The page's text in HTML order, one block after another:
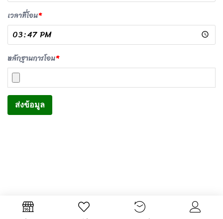
เวลาที่โอน*
หลักฐานการโอน*
ส่งข้อมูล